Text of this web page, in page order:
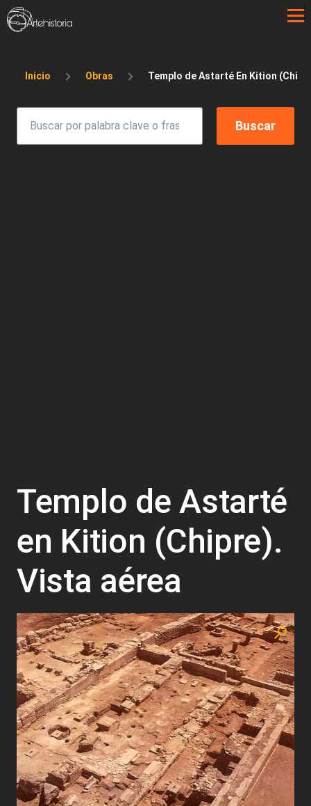
Pasar al contenido principal
Sobrescribir enlaces de ayuda a la
Inicio Obras Templo de Astarté En Kition
Templo de Astarté
en Kition (Chipre).
Vista aérea